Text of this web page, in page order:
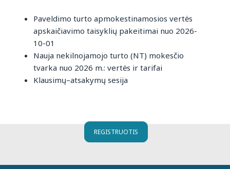
Paveldimo turto apmokestinamosios vertės
apskaičiavimo taisyklių pakeitimai nuo 2026-
10-01
Nauja nekilnojamojo turto (NT) mokesčio
tvarka nuo 2026 m.: vertės ir tarifai
Klausimų–atsakymų sesija
REGISTRUOTIS